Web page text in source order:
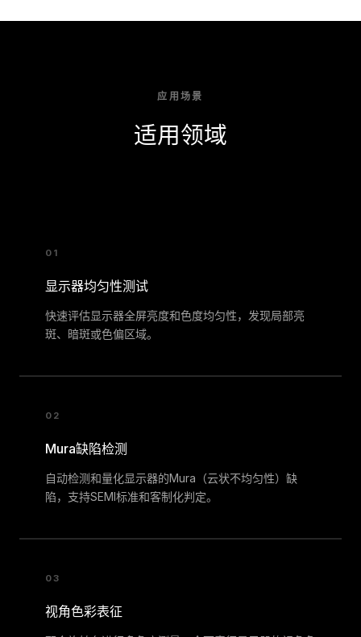
应用场景
适用领域
01
显示器均匀性测试
快速评估显示器全屏亮度和色度均匀性，发现局部亮
斑、暗斑或色偏区域。
02
Mura缺陷检测
自动检测和量化显示器的Mura（云状不均匀性）缺
陷，支持SEMI标准和客制化判定。
03
视角色彩表征